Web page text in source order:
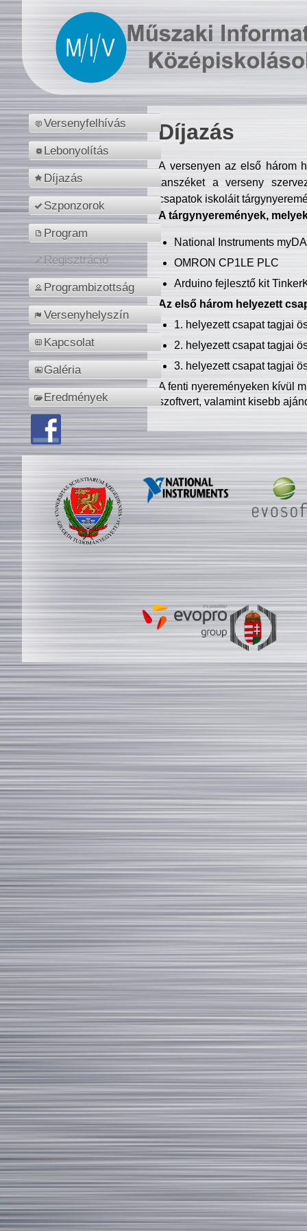
Versenyfelhívás
Lebonyolítás
Díjazás
Szponzorok
Program
Regisztráció
Programbizottság
Versenyhelyszín
Kapcsolat
Galéria
Eredmények
Díjazás
A versenyen az első három
tanszéket a verseny
csapatok iskoláit
A tárgynyeremények,
National Instruments
OMRON CP1LE PLC
Arduino fejlesztő kit
Az első három helyezett
1. helyezett csapat tagjai
2. helyezett csapat tagjai
3. helyezett csapat tagjai
A fenti nyereményeken kívül
szoftvert, valamint kisebb